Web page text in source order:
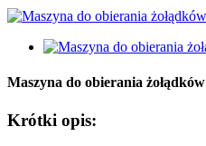
Maszyna do obierania żołądków
Krótki opis: